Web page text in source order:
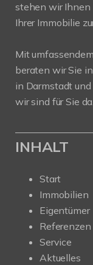
stehen wir Ihnen
Ihrer Immobilie
Mit
beraten wir Sie
in Darmstadt
wir sind für Sie da.
INHALT
Start
Immobilien
Eigentümer
Referenzen
Service
Aktuelles